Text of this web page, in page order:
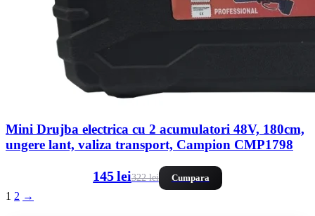
Mini Drujba electrica cu 2 acumulatori 48V, 180cm,
ungere lant, valiza transport, Campion CMP1798
145 lei322 lei Cumpara
1 2 →